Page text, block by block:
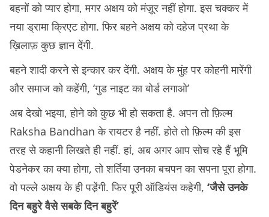
बहनोंं को प्यार होगा, मगर अक्षय को मंज़ूर नहीं होगा. इस चक्कर में
नया ड्रामा क्रिएट होगा. फिर बहने अक्षय को दहेज प्रथा के
ख़िलाफ़ कुछ ज्ञान देंगी.
बहने शादी करने से इन्कार कर देंगी. अक्षय के मुंह पर कोहनी मारेंगी
और समाज को कहेंगी, ‘गुड नाइट का बोर्ड लगाओ’
अब देखो भइया, होने को कुछ भी हो सकता है. अपन तो फ़िल्म
Raksha Bandhan के रायटर है नहीं. होते तो फ़िल्म की इस
तरह से कहानी लिखते ही नहीं. हां, अब अगर आप सोच रहे हैं भूमि
पेडनेकर का क्या होगा, तो शर्तिया उनका बचपन का सपना पूरा होगा.
वो पल्ले अक्षय के ही पडे़ंगी. फिर पूरी ऑडियंस कहेगी, ‘जैसे उनके
दिन बहुरे वैसे सबके दिन बहुरें’